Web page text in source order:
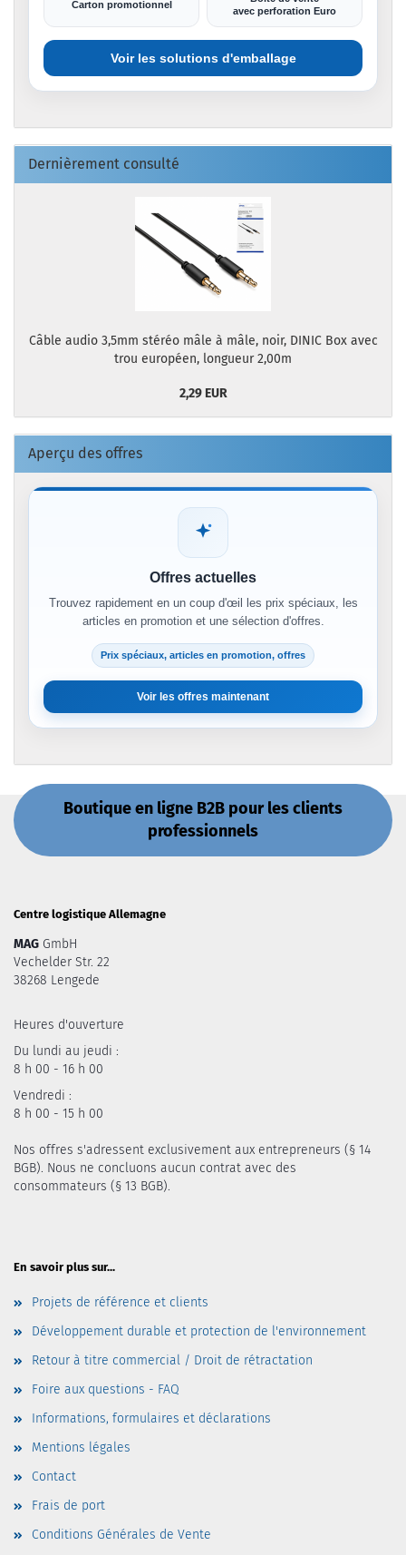
Carton promotionnel
avec perforation Euro
Voir les solutions d'emballage
Dernièrement consulté
Câble audio 3,5mm stéréo mâle à mâle, noir, DINIC Box avec
trou européen, longueur 2,00m
2,29 EUR
Aperçu des offres
Offres actuelles
Trouvez rapidement en un coup d'œil les prix spéciaux, les
articles en promotion et une sélection d'offres.
Prix spéciaux, articles en promotion, offres
Voir les offres maintenant
Boutique en ligne B2B pour les clients
professionnels
Centre logistique Allemagne
MAG GmbH
Vechelder Str. 22
38268 Lengede
Heures d'ouverture
Du lundi au jeudi :
8 h 00 - 16 h 00
Vendredi :
8 h 00 - 15 h 00
Nos offres s'adressent exclusivement aux entrepreneurs (§ 14
BGB). Nous ne concluons aucun contrat avec des
consommateurs (§ 13 BGB).
En savoir plus sur...
Projets de référence et clients
Développement durable et protection de l'environnement
Retour à titre commercial / Droit de rétractation
Foire aux questions - FAQ
Informations, formulaires et déclarations
Mentions légales
Contact
Frais de port
Conditions Générales de Vente